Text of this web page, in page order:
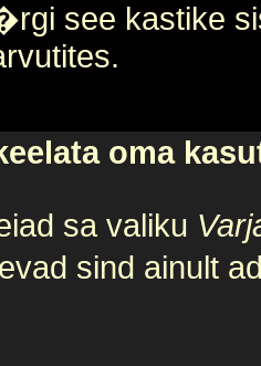
see kastike
oma
sa valiku
sind ainult